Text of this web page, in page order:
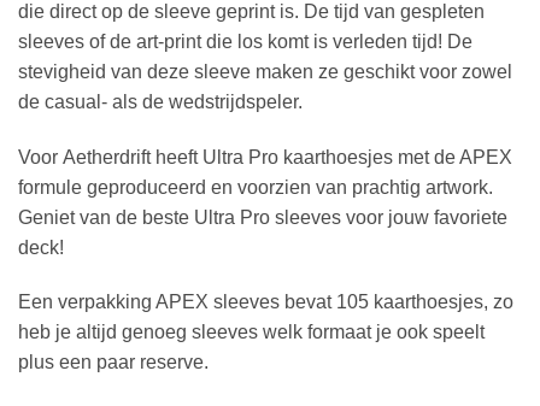
die direct op de sleeve geprint is. De tijd van gespleten
sleeves of de art-print die los komt is verleden tijd! De
stevigheid van deze sleeve maken ze geschikt voor zowel
de casual- als de wedstrijdspeler.
Voor Aetherdrift heeft Ultra Pro kaarthoesjes met de APEX
formule geproduceerd en voorzien van prachtig artwork.
Geniet van de beste Ultra Pro sleeves voor jouw favoriete
deck!
Een verpakking APEX sleeves bevat 105 kaarthoesjes, zo
heb je altijd genoeg sleeves welk formaat je ook speelt
plus een paar reserve.